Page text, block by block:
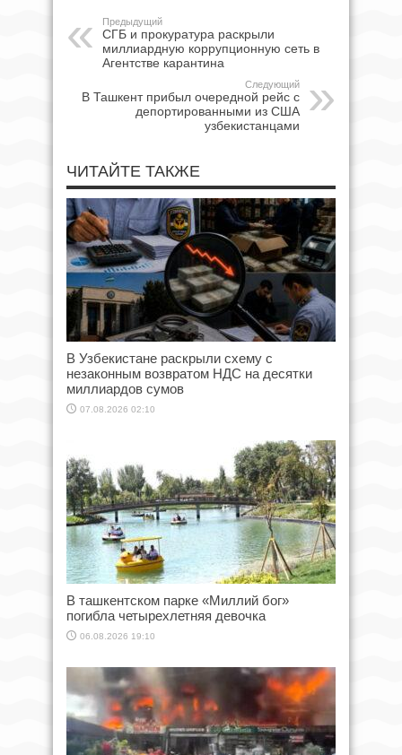
Предыдущий
СГБ и прокуратура раскрыли
миллиардную коррупционную сеть в
Агентстве карантина
Следующий
В Ташкент прибыл очередной рейс с
депортированными из США
узбекистанцами
ЧИТАЙТЕ ТАКЖЕ
В Узбекистане раскрыли схему с
незаконным возвратом НДС на десятки
миллиардов сумов
07.08.2026 02:10
В ташкентском парке «Миллий бог»
погибла четырехлетняя девочка
06.08.2026 19:10